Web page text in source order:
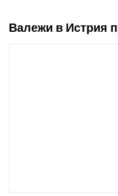
Валежи в Истрия